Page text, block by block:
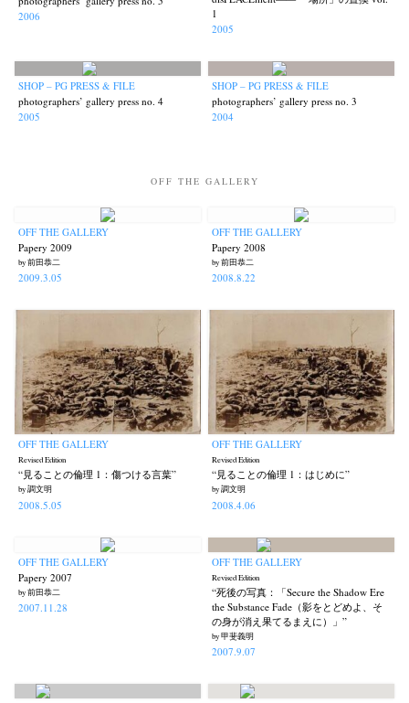
2006
1
2005
SHOP – PG PRESS & FILE
photographers’ gallery press no. 4
2005
SHOP – PG PRESS & FILE
photographers’ gallery press no. 3
2004
OFF THE GALLERY
OFF THE GALLERY
Papery 2009
by 前田恭二
2009.3.05
OFF THE GALLERY
Papery 2008
by 前田恭二
2008.8.22
OFF THE GALLERY
Revised Edition
“見ることの倫理 1：傷つける言葉”
by 調文明
2008.5.05
OFF THE GALLERY
Revised Edition
“見ることの倫理 1：はじめに”
by 調文明
2008.4.06
OFF THE GALLERY
Papery 2007
by 前田恭二
2007.11.28
OFF THE GALLERY
Revised Edition
“死後の写真：「Secure the Shadow Ere
the Substance Fade（影をとどめよ、そ
の身が消え果てるまえに）」”
by 甲斐義明
2007.9.07